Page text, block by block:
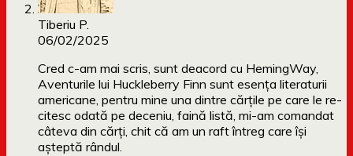
Tiberiu P.
06/02/2025
Cred c-am mai scris, sunt deacord cu HemingWay,
Aventurile lui Huckleberry Finn sunt esența literaturii
americane, pentru mine una dintre cărțile pe care le re-
citesc odată pe deceniu, faină listă, mi-am comandat
câteva din cărți, chit că am un raft întreg care își
așteptă rândul.